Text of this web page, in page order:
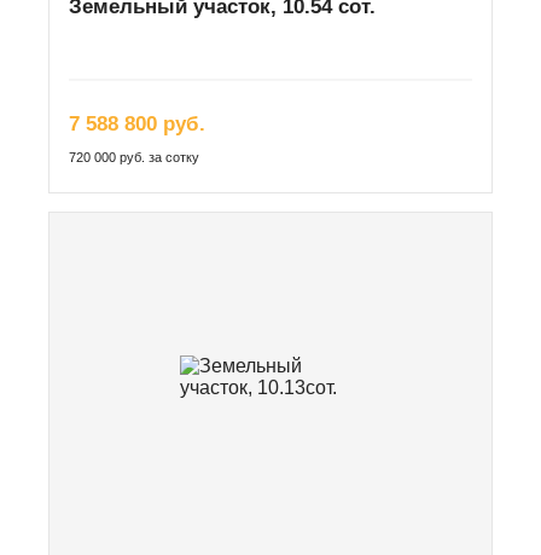
Земельный участок, 10.54 сот.
7 588 800 руб.
720 000 руб. за сотку